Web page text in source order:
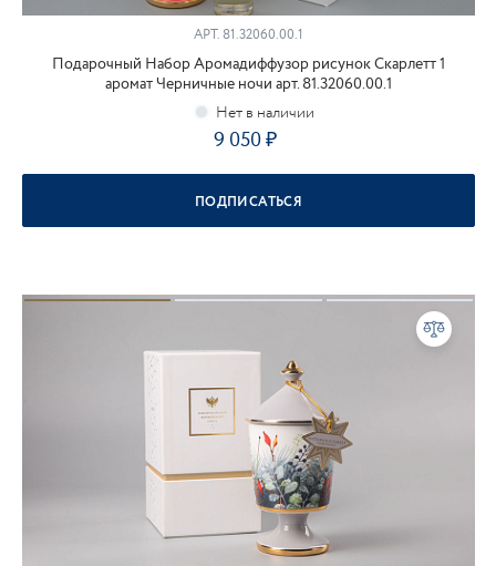
АРТ. 81.32060.00.1
Подарочный Набор Аромадиффузор рисунок Скарлетт 1
аромат Черничные ночи арт. 81.32060.00.1
9 050
ПОДПИСАТЬСЯ